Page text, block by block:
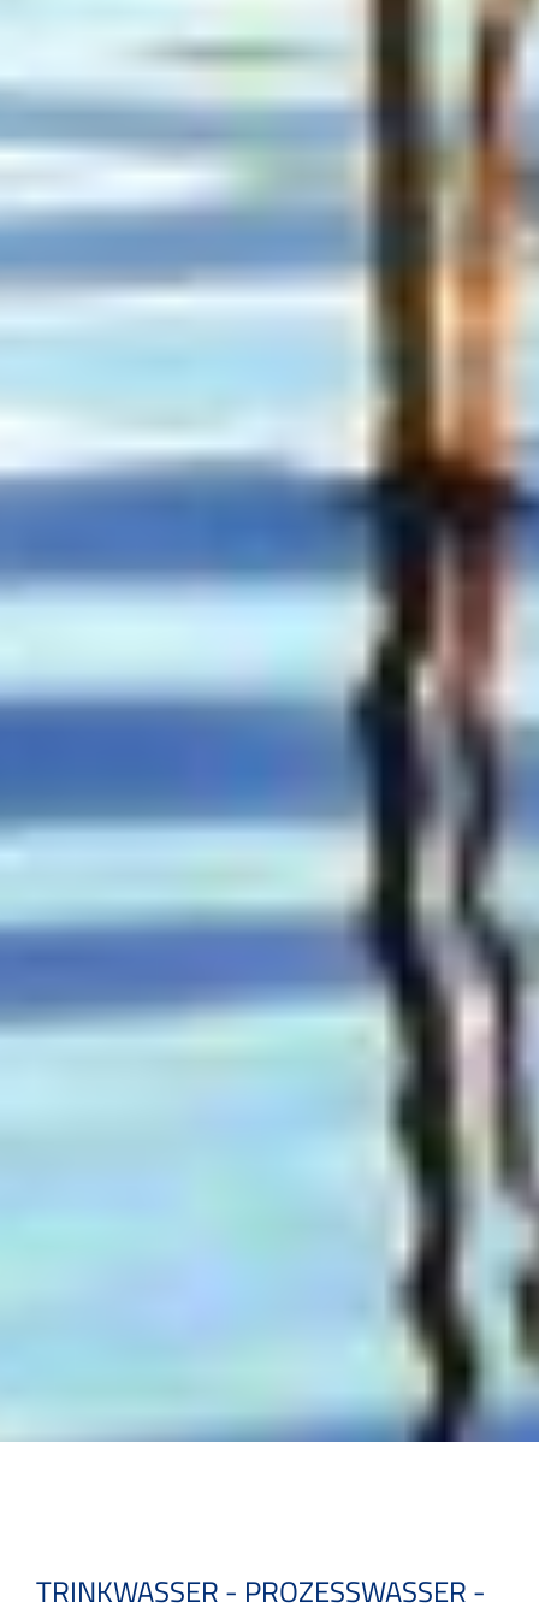
TRINKWASSER - PROZESSWASSER -